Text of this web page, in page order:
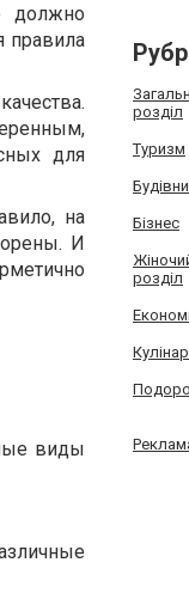
должно
правила
для
на
И
виды
розділ
Туризм
Бізнес
розділ